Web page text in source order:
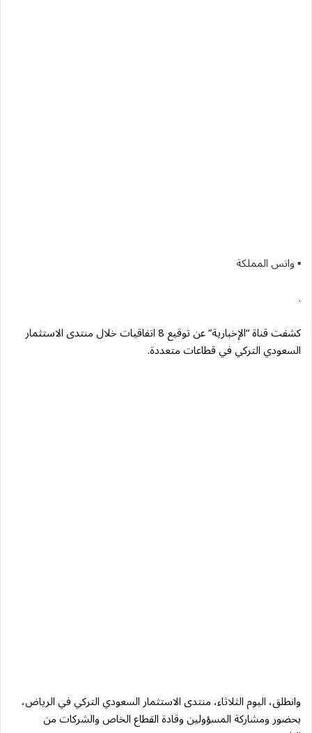
▪︎ واتس المملكة
.
كشفت قناة “الإخبارية” عن توقيع 8 اتفاقيات خلال منتدى الاستثمار
السعودي التركي في قطاعات متعددة.
وانطلق، اليوم الثلاثاء، منتدى الاستثمار السعودي التركي في الرياض،
بحضور ومشاركة المسؤولين وقادة القطاع الخاص والشركات من